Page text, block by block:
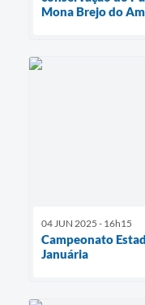
Mona Brejo do
04 JUN 2025 - 16h15
Campeonato
Januária